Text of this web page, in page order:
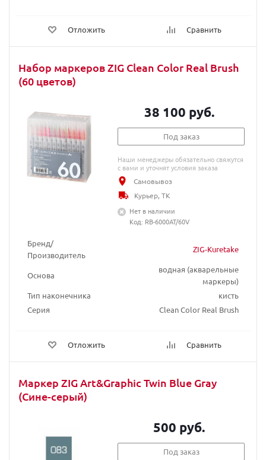
Отложить Сравнить
Набор маркеров ZIG Clean Color Real Brush
(60 цветов)
Бренд/
Производитель
ZIG-Kuretake
Основа
водная (акварельные
маркеры)
Тип наконечника
кисть
Серия
Clean Color Real Brush
Отложить Сравнить
38 100 руб.
Под заказ
Наши менеджеры обязательно свяжутся
с вами и уточнят условия заказа
Самовывоз
Курьер, ТК
Нет в наличии
Код: RB-6000AT/60V
Маркер ZIG Art&Graphic Twin Blue Gray
(Сине-серый)
500 руб.
Под заказ